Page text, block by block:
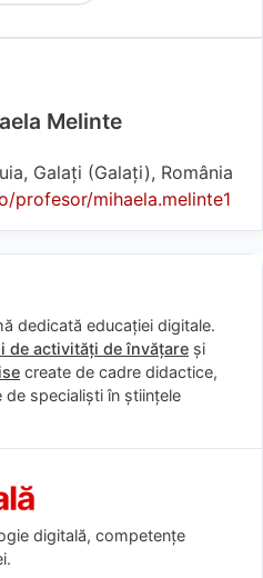
Melinte
Galați (Galaţi), România
profesor/mihaela.melinte1
dedicată educației digitale.
de activități de învățare și
create de cadre didactice,
specialiști în științele
digitală, competențe